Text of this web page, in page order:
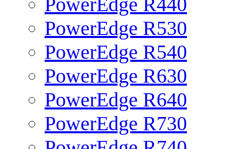
PowerEdge R530
PowerEdge R540
PowerEdge R630
PowerEdge R640
PowerEdge R730